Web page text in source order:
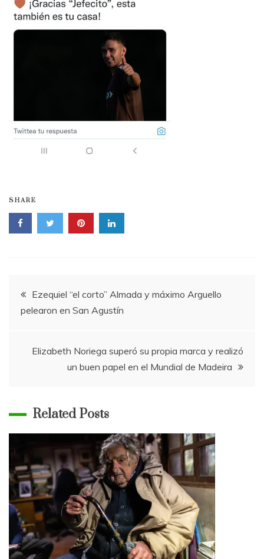
SHARE
Navegación
de
entradas
Ezequiel “el corto” Almada y máximo Arguello
pelearon en San Agustín
Elizabeth Noriega superó su propia marca y realizó
un buen papel en el Mundial de Madeira
Related Posts